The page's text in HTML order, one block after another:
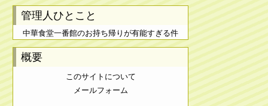
管理人ひとこと
中華食堂一番館のお持ち帰りが有能すぎる件
概要
このサイトについて
メールフォーム